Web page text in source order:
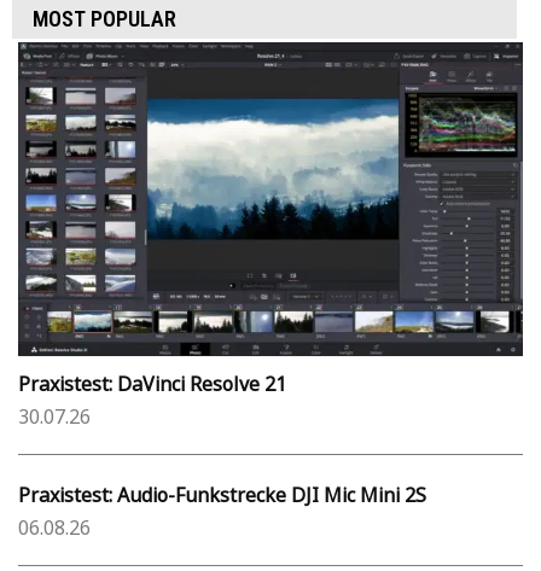
MOST POPULAR
Praxistest: DaVinci Resolve 21
30.07.26
Praxistest: Audio-Funkstrecke DJI Mic Mini 2S
06.08.26